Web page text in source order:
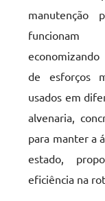
manutenção
funcionam
de esforços
usados em
alvenaria,
para manter a
estado,
eficiência na